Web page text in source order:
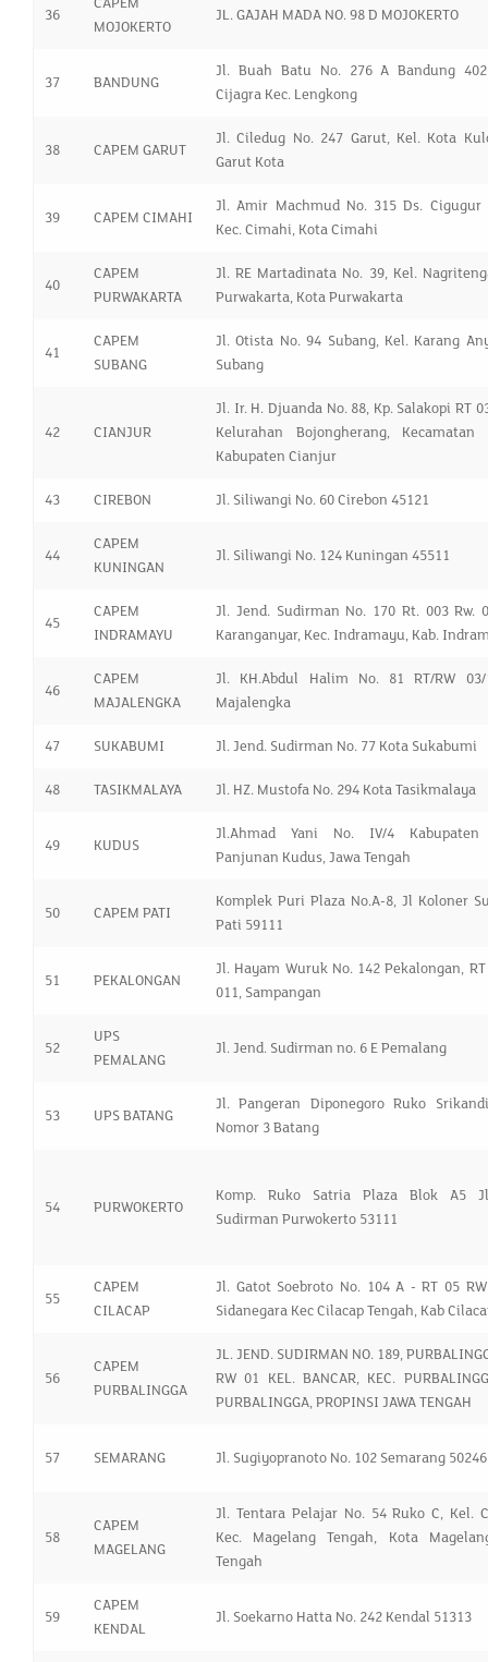
36
MOJOKERTO
JL. GAJAH MADA NO. 98 D MOJOKERTO
37 BANDUNG
Jl. Buah Batu No. 276 A Bandung
Cijagra Kec. Lengkong
38 CAPEM GARUT
Jl. Ciledug No. 247 Garut, Kel. Kota
Garut Kota
39 CAPEM CIMAHI
Jl. Amir Machmud No. 315 Ds. Cigugur
Kec. Cimahi, Kota Cimahi
40
CAPEM
PURWAKARTA
Jl. RE Martadinata No. 39, Kel.
Purwakarta, Kota Purwakarta
41
CAPEM
SUBANG
Jl. Otista No. 94 Subang, Kel. Karang
Subang
42 CIANJUR
Jl. Ir. H. Djuanda No. 88, Kp. Salakopi RT
Kelurahan Bojongherang, Kecamatan
Kabupaten Cianjur
43 CIREBON Jl. Siliwangi No. 60 Cirebon 45121
44
CAPEM
KUNINGAN
Jl. Siliwangi No. 124 Kuningan 45511
45
CAPEM
INDRAMAYU
Jl. Jend. Sudirman No. 170 Rt. 003 Rw.
Karanganyar, Kec. Indramayu, Kab.
46
CAPEM
MAJALENGKA
Jl. KH.Abdul Halim No. 81 RT/RW 03/
Majalengka
47 SUKABUMI Jl. Jend. Sudirman No. 77 Kota Sukabumi
48 TASIKMALAYA Jl. HZ. Mustofa No. 294 Kota Tasikmalaya
49 KUDUS
Jl.Ahmad Yani No. IV/4 Kabupaten
Panjunan Kudus, Jawa Tengah
50 CAPEM PATI
Komplek Puri Plaza No.A-8, Jl Koloner
Pati 59111
51 PEKALONGAN
Jl. Hayam Wuruk No. 142 Pekalongan, RT
011, Sampangan
52
UPS
PEMALANG
Jl. Jend. Sudirman no. 6 E Pemalang
53 UPS BATANG
Jl. Pangeran Diponegoro Ruko
Nomor 3 Batang
54 PURWOKERTO
Komp. Ruko Satria Plaza Blok A5
Sudirman Purwokerto 53111
55
CAPEM
CILACAP
Jl. Gatot Soebroto No. 104 A - RT 05
Sidanegara Kec Cilacap Tengah, Kab
56
CAPEM
PURBALINGGA
JL. JEND. SUDIRMAN NO. 189,
RW 01 KEL. BANCAR, KEC.
PURBALINGGA, PROPINSI JAWA TENGAH
57 SEMARANG Jl. Sugiyopranoto No. 102 Semarang 50246
58
CAPEM
MAGELANG
Jl. Tentara Pelajar No. 54 Ruko C, Kel.
Kec. Magelang Tengah, Kota
Tengah
59
CAPEM
KENDAL
Jl. Soekarno Hatta No. 242 Kendal 51313